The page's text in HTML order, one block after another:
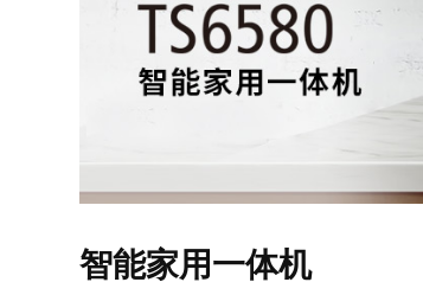
智能家用一体机